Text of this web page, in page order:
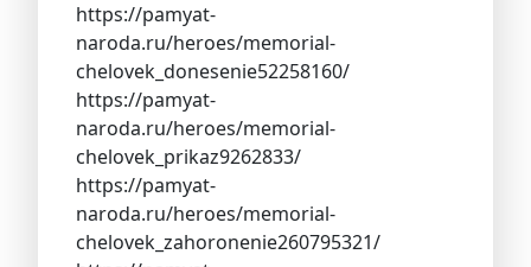
https://pamyat-
naroda.ru/heroes/memorial-
chelovek_donesenie52258160/
https://pamyat-
naroda.ru/heroes/memorial-
chelovek_prikaz9262833/
https://pamyat-
naroda.ru/heroes/memorial-
chelovek_zahoronenie260795321/